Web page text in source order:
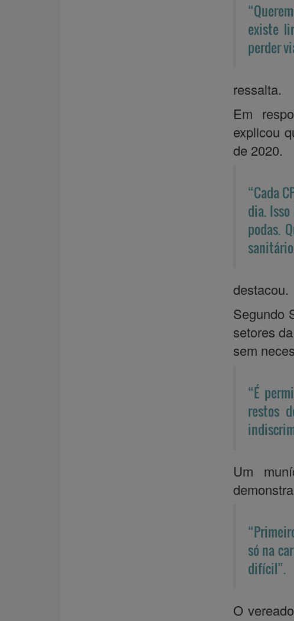
existe
perder
ressalta.
Em
explicou
de 2020.
“Cada
dia.
podas.
destacou.
Segundo
setores
sem
“É
restos
Um
só na
difícil”.
O